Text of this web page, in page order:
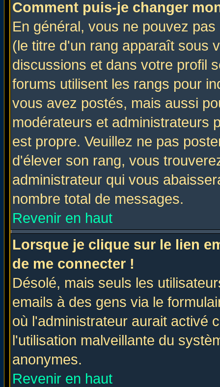
Comment puis-je changer
En général, vous ne pouvez
(le titre d'un rang apparaît sous
discussions et dans votre profil
forums utilisent les rangs pour
vous avez postés, mais aussi
modérateurs et administrateurs
est propre. Veuillez ne pas
d'élever son rang, vous
administrateur qui vous
nombre total de messages.
Revenir en haut
Lorsque je clique sur le lien
de me connecter !
Désolé, mais seuls les
emails à des gens via le
où l'administrateur aurait activé
l'utilisation malveillante du
anonymes.
Revenir en haut